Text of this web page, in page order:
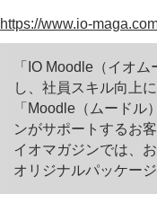
https://www.io-
「IO Moodle（イオ
し、社員スキル向上
「Moodle（ムード
ンがサポートするお
イオマガジンでは、
オリジナルパッケー